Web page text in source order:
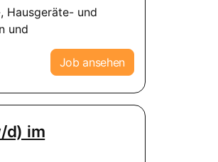
Hausgeräte- und
und
Job ansehen
d) im